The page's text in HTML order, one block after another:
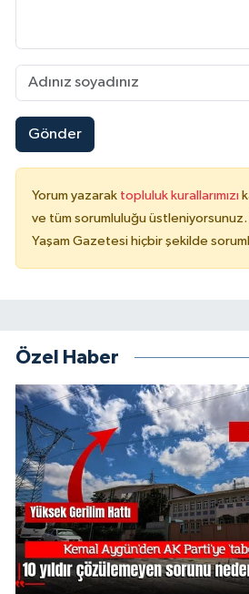
Gönder
Yorum yazarak topluluk kurallarımızı
ve tüm sorumluluğu üstleniyorsunuz.
Yaşam Gazetesi hiçbir şekilde
Özel Haber